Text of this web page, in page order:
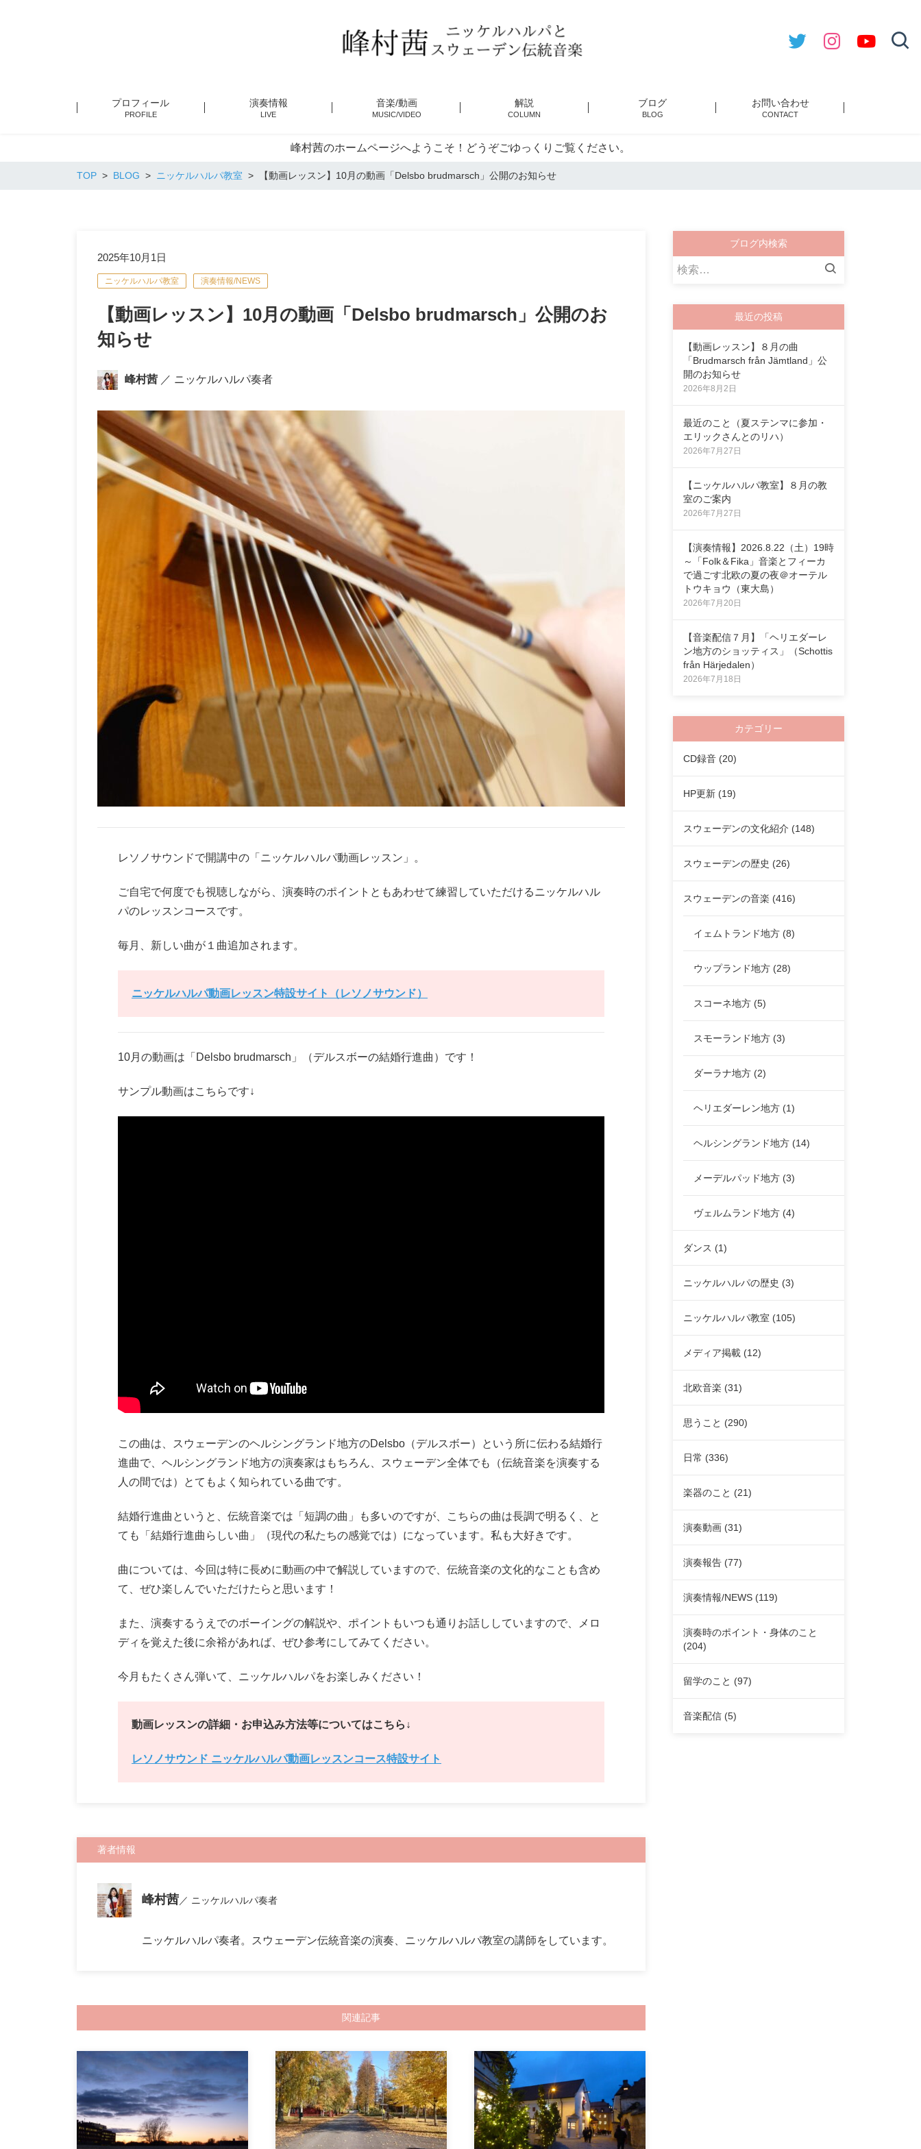
プロフィール
PROFILE
演奏情報
LIVE
音楽/動画
MUSIC/VIDEO
解説
COLUMN
ブログ
BLOG
お問い合わせ
CONTACT
峰村茜のホームページへようこそ！どうぞごゆっくりご覧ください。
TOP BLOG ニッケルハルパ教室 【動画レッスン】10月の動画「Delsbo brudmarsch」公開のお知らせ
2025年10月1日
ニッケルハルパ教室 演奏情報/NEWS
【動画レッスン】10月の動画「Delsbo brudmarsch」公開のお
知らせ
峰村茜 ／ ニッケルハルパ奏者
レソノサウンドで開講中の「ニッケルハルパ動画レッスン」。
ご自宅で何度でも視聴しながら、演奏時のポイントともあわせて練習していただけるニッケルハル
パのレッスンコースです。
毎月、新しい曲が１曲追加されます。
ニッケルハルパ動画レッスン特設サイト（レソノサウンド）
10月の動画は「Delsbo brudmarsch」（デルスボーの結婚行進曲）です！
サンプル動画はこちらです↓
この曲は、スウェーデンのヘルシングランド地方のDelsbo（デルスボー）という所に伝わる結婚行
進曲で、ヘルシングランド地方の演奏家はもちろん、スウェーデン全体でも（伝統音楽を演奏する
人の間では）とてもよく知られている曲です。
結婚行進曲というと、伝統音楽では「短調の曲」も多いのですが、こちらの曲は長調で明るく、と
ても「結婚行進曲らしい曲」（現代の私たちの感覚では）になっています。私も大好きです。
曲については、今回は特に長めに動画の中で解説していますので、伝統音楽の文化的なことも含め
て、ぜひ楽しんでいただけたらと思います！
また、演奏するうえでのボーイングの解説や、ポイントもいつも通りお話ししていますので、メロ
ディを覚えた後に余裕があれば、ぜひ参考にしてみてください。
今月もたくさん弾いて、ニッケルハルパをお楽しみください！
動画レッスンの詳細・お申込み方法等についてはこちら↓
レソノサウンド ニッケルハルパ動画レッスンコース特設サイト
著者情報
峰村茜 ニッケルハルパ奏者
ニッケルハルパ奏者。スウェーデン伝統音楽の演奏、ニッケルハルパ教室の講師をしています。
関連記事
ブログ内検索
検
最近の投稿
【動画レッスン】８月の曲
「Brudmarsch från Jämtland」公
開のお知らせ
2026年8月2日
最近のこと（夏ステンマに参加・
エリックさんとのリハ）
2026年7月27日
【ニッケルハルパ教室】８月の教
室のご案内
2026年7月27日
【演奏情報】2026.8.22（土）19時
～「Folk＆Fika」音楽とフィーカ
で過ごす北欧の夏の夜＠オーテル
トウキョウ（東大島）
2026年7月20日
【音楽配信７月】「ヘリエダーレ
ン地方のショッティス」（Schottis
från Härjedalen）
2026年7月18日
カテゴリー
CD録音 (20)
HP更新 (19)
スウェーデンの文化紹介 (148)
スウェーデンの歴史 (26)
スウェーデンの音楽 (416)
イェムトランド地方 (8)
ウップランド地方 (28)
スコーネ地方 (5)
スモーランド地方 (3)
ダーラナ地方 (2)
ヘリエダーレン地方 (1)
ヘルシングランド地方 (14)
メーデルパッド地方 (3)
ヴェルムランド地方 (4)
ダンス (1)
ニッケルハルパの歴史 (3)
ニッケルハルパ教室 (105)
メディア掲載 (12)
北欧音楽 (31)
思うこと (290)
日常 (336)
楽器のこと (21)
演奏動画 (31)
演奏報告 (77)
演奏情報/NEWS (119)
演奏時のポイント・身体のこと
(204)
留学のこと (97)
音楽配信 (5)